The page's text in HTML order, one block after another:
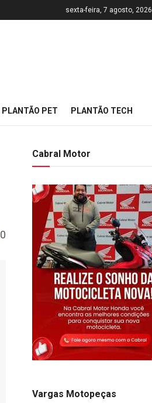
sexta-feira, 7 agosto, 2026
PLANTÃO PET PLANTÃO TECH
0
Cabral Motor
Vargas Motopeças